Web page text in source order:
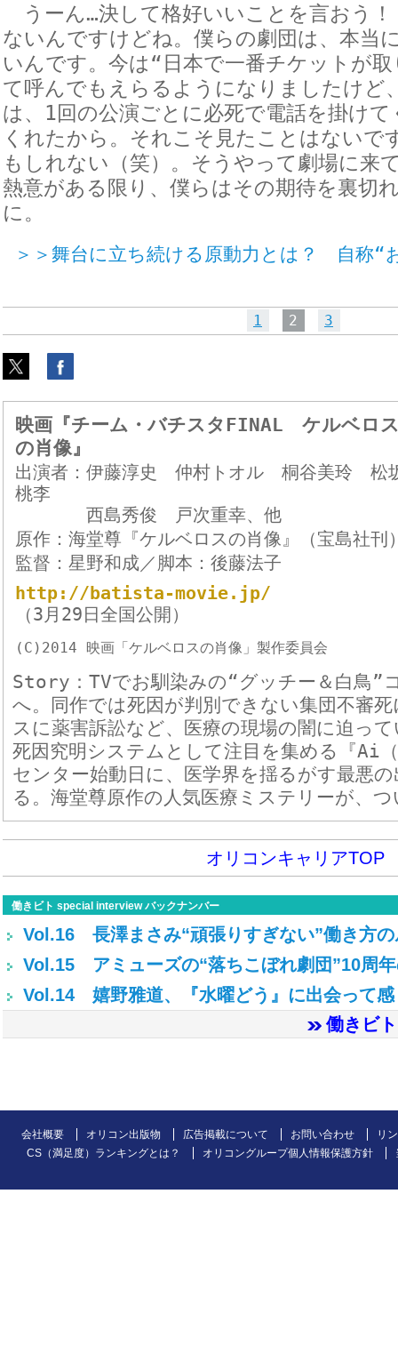
うーん…決して格好いいことを言おう
ないんですけどね。僕らの劇団は、本当
いんです。今は“日本で一番チケットが
て呼んでもえらるようになりましたけど
は、1回の公演ごとに必死で電話を掛け
くれたから。それこそ見たことはないで
もしれない（笑）。そうやって劇場に来
熱意がある限り、僕らはその期待を裏切
に。
＞＞舞台に立ち続ける原動力とは？ 自称“
1 2 3
映画『チーム・バチスタFINAL ケルベロ
の肖像』
出演者：伊藤淳史 仲村トオル 桐谷美玲 松
桃李
西島秀俊 戸次重幸、他
原作：海堂尊『ケルベロスの肖像』（宝島社刊
監督：星野和成／脚本：後藤法子
http://batista-movie.jp/
（3月29日全国公開）
(C)2014 映画「ケルベロスの肖像」製作委員会
Story：TVでお馴染みの“グッチー＆白鳥”
へ。同作では死因が判別できない集団不審
スに薬害訴訟など、医療の現場の闇に迫っ
死因究明システムとして注目を集める『Ai
センター始動日に、医学界を揺るがす最悪
る。海堂尊原作の人気医療ミステリーが、
オリコンキャリアTOP
働きビト special interview バックナンバー
Vol.16 長澤まさみ“頑張りすぎない”働き方の
Vol.15 アミューズの“落ちこぼれ劇団”10周
Vol.14 嬉野雅道、『水曜どう』に出会って感
働きビ
会社概要 オリコン出版物 広告掲載について お問い合わせ
リ
CS（満足度）ランキングとは？
オリコングループ個人情報保護方針